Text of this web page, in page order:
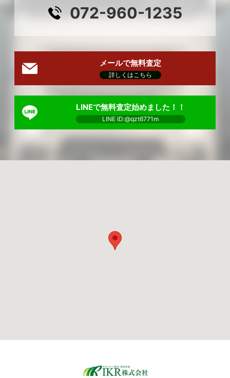
072-960-1235
メールで無料査定
詳しくはこちら
LINEで無料査定始めました！！
LINE ID:@qzt6771m